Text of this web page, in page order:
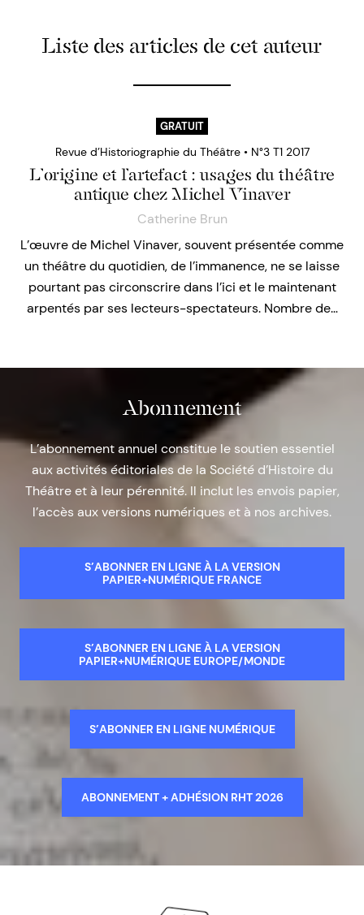
Liste des articles de cet auteur
GRATUIT
Revue d’Historiographie du Théâtre • N°3 T1 2017
L’origine et l’artefact : usages du théâtre
antique chez Michel Vinaver
Catherine Brun
L’œuvre de Michel Vinaver, souvent présentée comme
un théâtre du quotidien, de l’immanence, ne se laisse
pourtant pas circonscrire dans l’ici et le maintenant
arpentés par ses lecteurs-spectateurs. Nombre de…
Abonnement
L’abonnement annuel constitue le soutien essentiel
aux activités éditoriales de la Société d’Histoire du
Théâtre et à leur pérennité. Il inclut les envois papier,
l’accès aux versions numériques et à nos archives.
S’ABONNER EN LIGNE À LA VERSION
PAPIER+NUMÉRIQUE FRANCE
S’ABONNER EN LIGNE À LA VERSION
PAPIER+NUMÉRIQUE EUROPE/MONDE
S’ABONNER EN LIGNE NUMÉRIQUE
ABONNEMENT + ADHÉSION RHT 2026